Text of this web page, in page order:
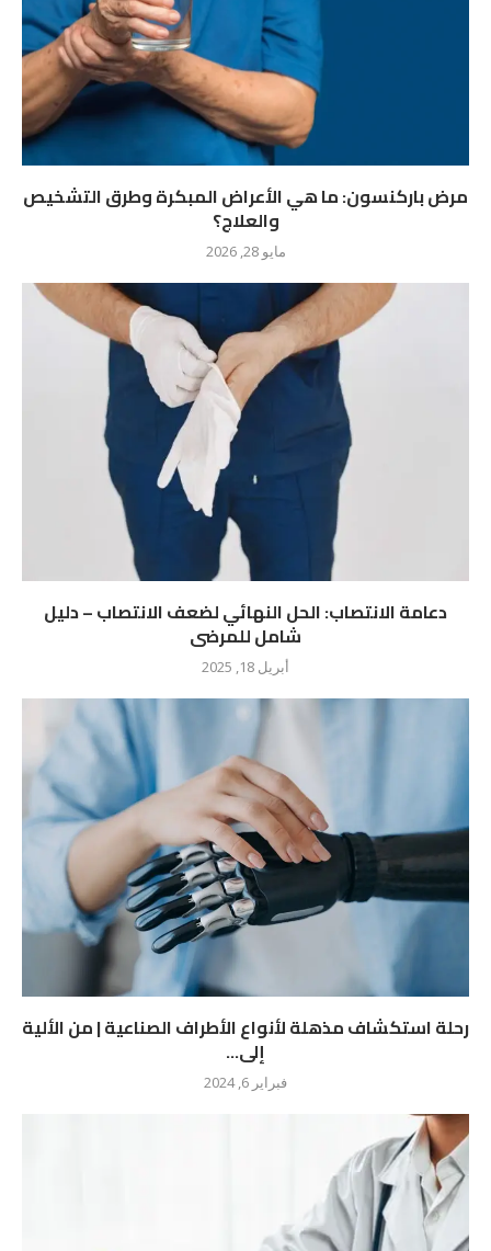
مرض باركنسون: ما هي الأعراض المبكرة وطرق التشخيص
والعلاج؟
مايو 28, 2026
دعامة الانتصاب: الحل النهائي لضعف الانتصاب – دليل
شامل للمرضى
أبريل 18, 2025
رحلة استكشاف مذهلة لأنواع الأطراف الصناعية | من الألية
إلى...
فبراير 6, 2024